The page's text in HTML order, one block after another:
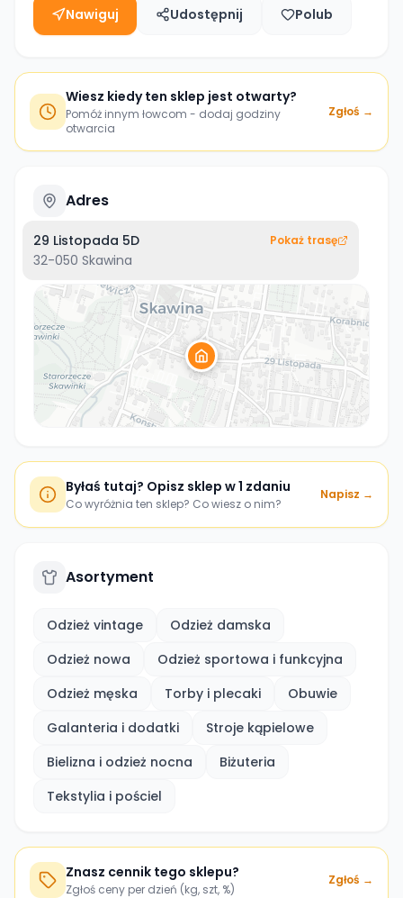
Nawiguj Udostępnij Polub
Wiesz kiedy ten sklep jest otwarty?
Pomóż innym łowcom - dodaj godziny
otwarcia
Zgłoś →
Adres
29 Listopada 5D
32-050 Skawina
Pokaż trasę
Byłaś tutaj? Opisz sklep w 1 zdaniu
Co wyróżnia ten sklep? Co wiesz o nim?
Napisz →
Asortyment
Odzież vintage
Odzież damska
Odzież nowa
Odzież sportowa i funkcyjna
Odzież męska
Torby i plecaki
Obuwie
Galanteria i dodatki
Stroje kąpielowe
Bielizna i odzież nocna
Biżuteria
Tekstylia i pościel
Znasz cennik tego sklepu?
Zgłoś ceny per dzień (kg, szt, %)
Zgłoś →